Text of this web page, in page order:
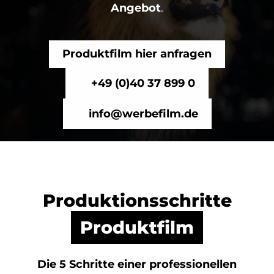
Angebot.
Produktfilm hier anfragen
+49 (0)40 37 899 0
info@werbefilm.de
Produktionsschritte
Produktfilm
Die 5 Schritte einer professionellen